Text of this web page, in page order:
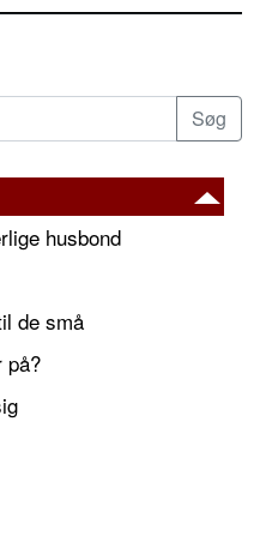
husbond
de små
på?